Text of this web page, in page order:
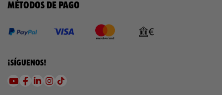
MÉTODOS DE PAGO
¡SÍGUENOS!